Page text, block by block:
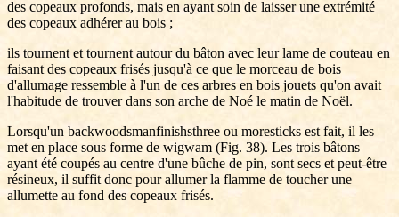
des copeaux profonds, mais en ayant soin de laisser une extrémité
des copeaux adhérer au bois ;
ils tournent et tournent autour du bâton avec leur lame de couteau en
faisant des copeaux frisés jusqu'à ce que le morceau de bois
d'allumage ressemble à l'un de ces arbres en bois jouets qu'on avait
l'habitude de trouver dans son arche de Noé le matin de Noël.
Lorsqu'un backwoodsmanfinishsthree ou moresticks est fait, il les
met en place sous forme de wigwam (Fig. 38). Les trois bâtons
ayant été coupés au centre d'une bûche de pin, sont secs et peut-être
résineux, il suffit donc pour allumer la flamme de toucher une
allumette au fond des copeaux frisés.